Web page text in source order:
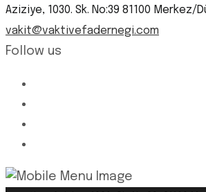
Aziziye, 1030. Sk. No:39 81100 Merkez/
vakit@vaktivefadernegi.com
Follow us